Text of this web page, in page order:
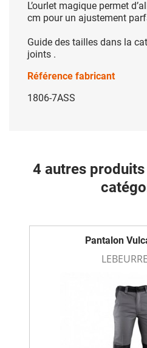
L’ourlet magique permet
cm pour un ajustement
Guide des tailles dans la
joints .
Référence fabricant
1806-7ASS
4 autres
Pantalon